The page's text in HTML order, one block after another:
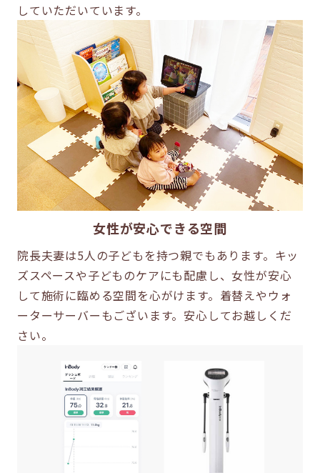
していただいています。
女性が安心できる空間
院長夫妻は5人の子どもを持つ親でもあります。キッ
ズスペースや子どものケアにも配慮し、女性が安心
して施術に臨める空間を心がけます。着替えやウォ
ーターサーバーもございます。安心してお越しくだ
さい。